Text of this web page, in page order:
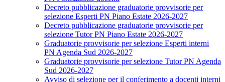
Decreto pubblicazione graduatorie provvisorie per
selezione Esperti PN Piano Estate 2026-2027
Decreto pubblicazione graduatorie provvisorie per
selezione Tutor PN Piano Estate 2026-2027
Graduatorie provvisorie per selezione Esperti interni
PN Agenda Sud 2026-2027
Graduatorie provvisorie per selezione Tutor PN Agenda
Sud 2026-2027
Avviso di selezione per il conferimento a docenti interni